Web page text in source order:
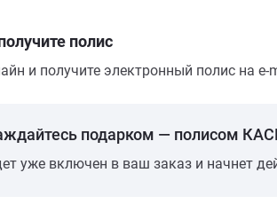
полис
и получите электронный полис на e-
подарком — полисом
уже включен в ваш заказ и начнет